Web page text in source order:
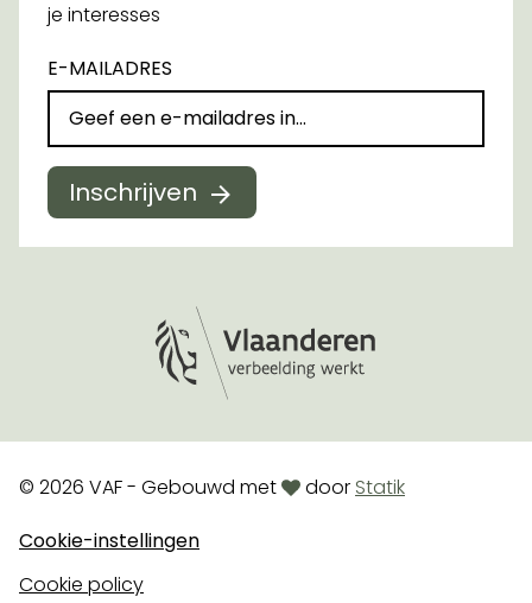
je interesses
E-MAILADRES
Inschrijven
© 2026 VAF - Gebouwd metlovedoor Statik
Cookie-instellingen
Cookie policy